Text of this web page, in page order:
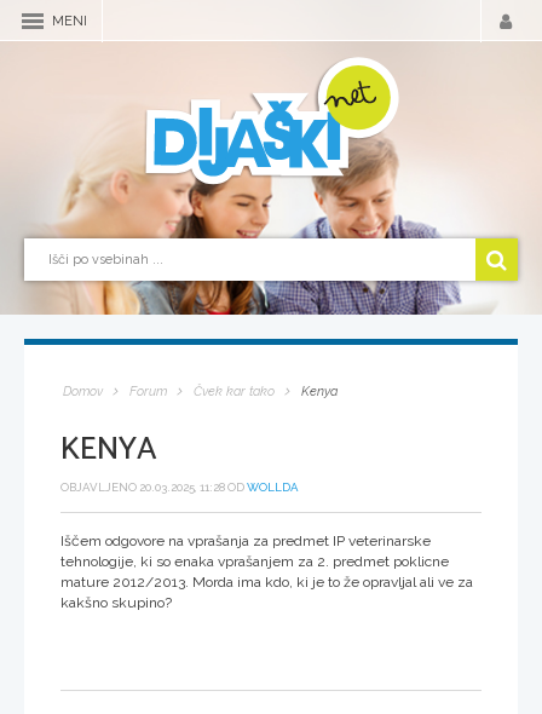
MENI
Domov Forum Čvek kar tako Kenya
KENYA
OBJAVLJENO 20.03.2025, 11:28 ODWOLLDA
Iščem odgovore na vprašanja za predmet IP veterinarske
tehnologije, ki so enaka vprašanjem za 2. predmet poklicne
mature 2012/2013. Morda ima kdo, ki je to že opravljal ali ve za
kakšno skupino?